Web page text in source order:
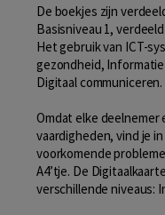
De boekjes zijn
Basisniveau 1,
Het gebruik van ICT-
gezondheid,
Digitaal communiceren.
Omdat elke
vaardigheden, vind je
voorkomende
A4’tje. De
verschillende niveaus: